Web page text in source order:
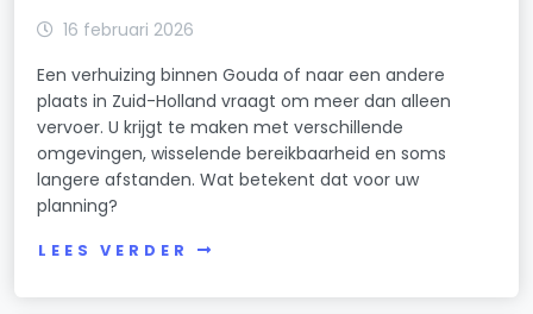
16 februari 2026
Een verhuizing binnen Gouda of naar een andere
plaats in Zuid-Holland vraagt om meer dan alleen
vervoer. U krijgt te maken met verschillende
omgevingen, wisselende bereikbaarheid en soms
langere afstanden. Wat betekent dat voor uw
planning?
LEES VERDER